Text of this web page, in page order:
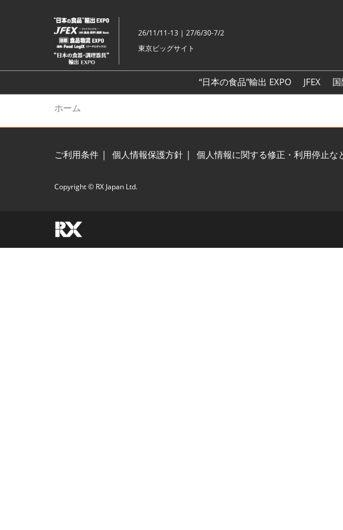
キ
ッ
プ
進
む
26/11/11-13 | 27/6/30-7/2
東京ビッグサイト
“日本の食品”輸出 EXPO JFEX
ホーム
ご利用条件 個人情報保護方針 個人情報に関する修正・利用停止な
Copyright © RX Japan Ltd.